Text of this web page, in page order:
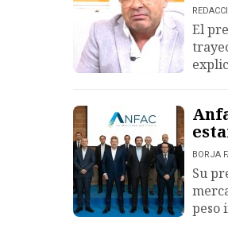
El
BORJA
Su
peso